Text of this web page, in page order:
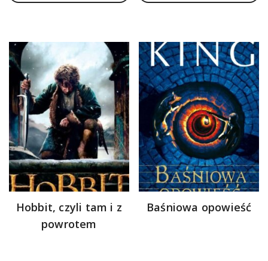
Hobbit, czyli tam i z
powrotem
Baśniowa opowieść